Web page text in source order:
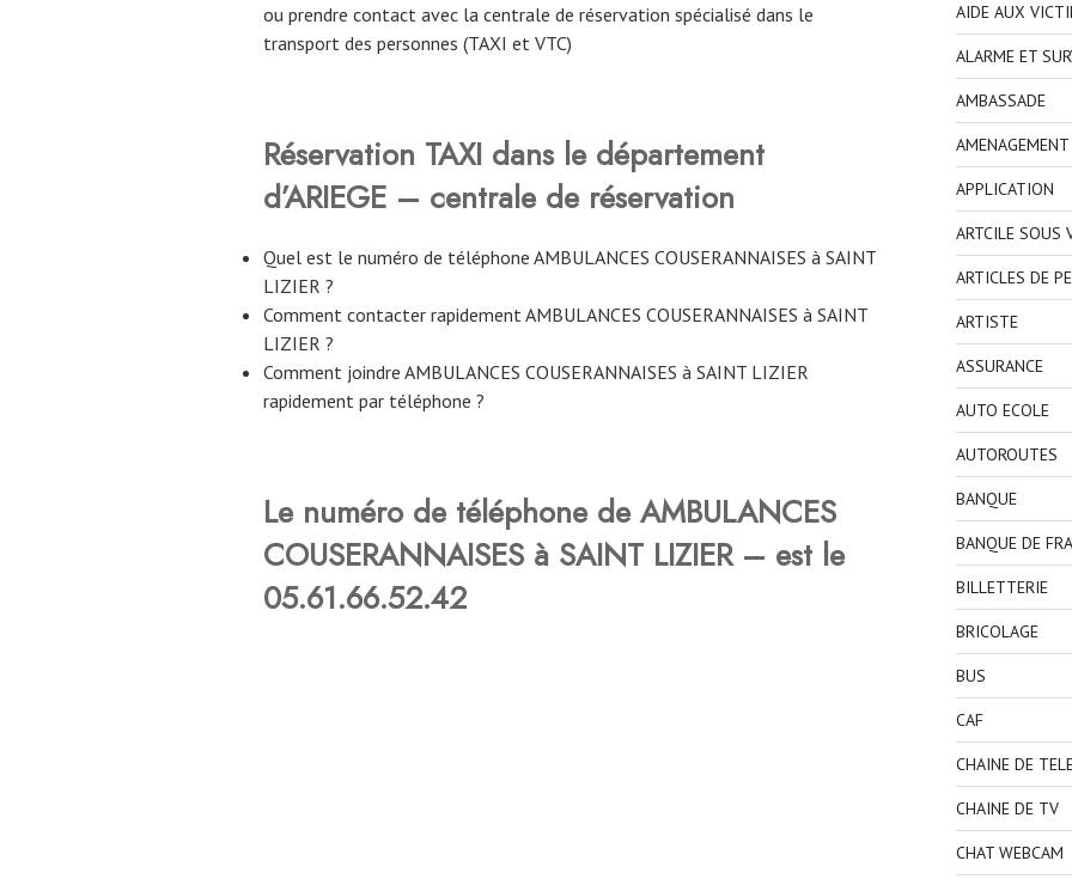
ou prendre contact avec la centrale de réservation spécialisé dans le
transport des personnes (TAXI et VTC)
Réservation TAXI dans le département
d’ARIEGE – centrale de réservation
Quel est le numéro de téléphone AMBULANCES COUSERANNAISES à SAINT
LIZIER ?
Comment contacter rapidement AMBULANCES COUSERANNAISES à SAINT
LIZIER ?
Comment joindre AMBULANCES COUSERANNAISES à SAINT LIZIER
rapidement par téléphone ?
Le numéro de téléphone de AMBULANCES
COUSERANNAISES à SAINT LIZIER – est le
05.61.66.52.42
AIDE AUX
ALARME ET
AMBASSADE
APPLICATION
ARTCILE SOUS
ARTICLES DE
ARTISTE
ASSURANCE
AUTO ECOLE
AUTOROUTES
BANQUE
BANQUE DE
BILLETTERIE
BRICOLAGE
BUS
CAF
CHAINE DE
CHAINE DE TV
CHAT WEBCAM